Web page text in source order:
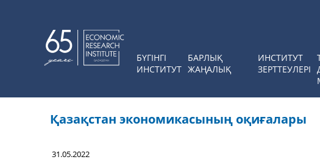
БҮГІНГІ
ИНСТИТУТ
БАРЛЫҚ
ЖАҢАЛЫҚ
ИНСТИТУТ
ЗЕРТТЕУЛЕРІ
Қазақстан экономикасының оқиғалары
31.05.2022